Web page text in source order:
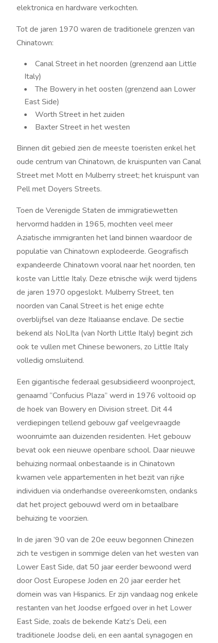
elektronica en hardware verkochten.
Tot de jaren 1970 waren de traditionele grenzen van
Chinatown:
Canal Street in het noorden (grenzend aan Little
Italy)
The Bowery in het oosten (grenzend aan Lower
East Side)
Worth Street in het zuiden
Baxter Street in het westen
Binnen dit gebied zien de meeste toeristen enkel het
oude centrum van Chinatown, de kruispunten van Canal
Street met Mott en Mulberry street; het kruispunt van
Pell met Doyers Streets.
Toen de Verenigde Staten de immigratiewetten
hervormd hadden in 1965, mochten veel meer
Aziatische immigranten het land binnen waardoor de
populatie van Chinatown explodeerde. Geografisch
expandeerde Chinatown vooral naar het noorden, ten
koste van Little Italy. Deze etnische wijk werd tijdens
de jaren 1970 opgeslokt. Mulberry Street, ten
noorden van Canal Street is het enige echte
overblijfsel van deze Italiaanse enclave. De sectie
bekend als NoLIta (van North Little Italy) begint zich
ook te vullen met Chinese bewoners, zo Little Italy
volledig omsluitend.
Een gigantische federaal gesubsidieerd woonproject,
genaamd “Confucius Plaza” werd in 1976 voltooid op
de hoek van Bowery en Division street. Dit 44
verdiepingen tellend gebouw gaf veelgevraagde
woonruimte aan duizenden residenten. Het gebouw
bevat ook een nieuwe openbare school. Daar nieuwe
behuizing normaal onbestaande is in Chinatown
kwamen vele appartementen in het bezit van rijke
individuen via onderhandse overeenkomsten, ondanks
dat het project gebouwd werd om in betaalbare
behuizing te voorzien.
In de jaren ’90 van de 20e eeuw begonnen Chinezen
zich te vestigen in sommige delen van het westen van
Lower East Side, dat 50 jaar eerder bewoond werd
door Oost Europese Joden en 20 jaar eerder het
domein was van Hispanics. Er zijn vandaag nog enkele
restanten van het Joodse erfgoed over in het Lower
East Side, zoals de bekende Katz’s Deli, een
traditionele Joodse deli, en een aantal synagogen en